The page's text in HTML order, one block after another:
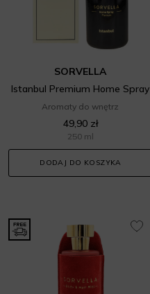
SORVELLA
Istanbul Premium Home Spray
Aromaty do wnętrz
49,90 zł
250 ml
DODAJ DO KOSZYKA